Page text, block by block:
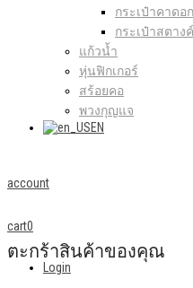
กระเป๋าคาดอ
กระเป๋าสตางค์
แก้วน้ำ
หุ่นฟิกเกอร์
สร้อยคอ
พวงกุญแจ
EN
account
Login
cart0
ตะกร้าสินค้าของคุณ